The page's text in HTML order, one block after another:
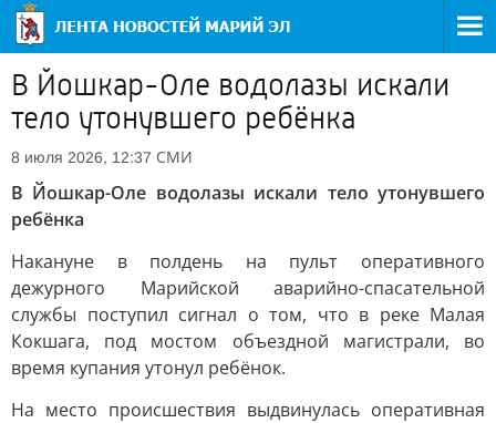
В Йошкар-Оле водолазы искали
тело утонувшего ребёнка
8 июля 2026, 12:37 СМИ
В Йошкар-Оле водолазы искали тело утонувшего
ребёнка
Накануне в полдень на пульт оперативного
дежурного Марийской аварийно-спасательной
службы поступил сигнал о том, что в реке Малая
Кокшага, под мостом объездной магистрали, во
время купания утонул ребёнок.
На место происшествия выдвинулась оперативная